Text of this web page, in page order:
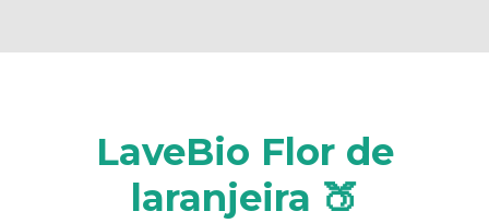
LaveBio Flor de
laranjeira 🍑